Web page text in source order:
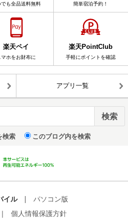
でも全品送料無料 簡単宿泊予約！
楽天ペイ
マホをお財布に
楽天PointClub
手軽にポイントを確認
アプリ一覧
検索 このブログ内を検索
イル |
パソコン版
｜ 個人情報保護方針